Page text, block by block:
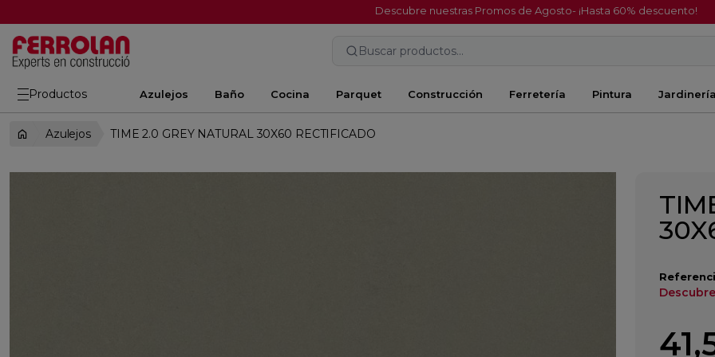
Descubre nuestras Promos de Agosto- ¡Hasta 60% descuento!
Buscar productos...
Productos Azulejos Baño Cocina Parquet Construcción Ferretería Pintura Jardinería
Azulejos TIME 2.0 GREY NATURAL 30X60 RECTIFICADO